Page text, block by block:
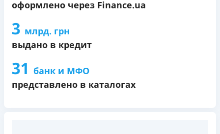
оформлено через Finance.ua
3 млрд. грн
выдано в кредит
31 банк и МФО
представлено в каталогах